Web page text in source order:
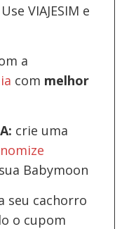
VIAJESIM e
a
com melhor
crie uma
Babymoon
seu cachorro
o cupom